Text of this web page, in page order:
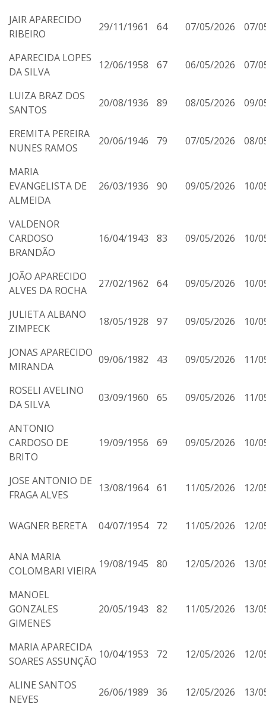
JAIR APARECIDO
RIBEIRO
29/11/1961 64 07/05/2026 07/
APARECIDA LOPES
DA SILVA
12/06/1958 67 06/05/2026 07/
LUIZA BRAZ DOS
SANTOS
20/08/1936 89 08/05/2026 09/
EREMITA PEREIRA
NUNES RAMOS
20/06/1946 79 07/05/2026 08/
MARIA
EVANGELISTA DE
ALMEIDA
26/03/1936 90 09/05/2026 10/
VALDENOR
CARDOSO
BRANDÃO
16/04/1943 83 09/05/2026 10/
JOÃO APARECIDO
ALVES DA ROCHA
27/02/1962 64 09/05/2026 10/
JULIETA ALBANO
ZIMPECK
18/05/1928 97 09/05/2026 10/
JONAS APARECIDO
MIRANDA
09/06/1982 43 09/05/2026 11/
ROSELI AVELINO
DA SILVA
03/09/1960 65 09/05/2026 11/
ANTONIO
CARDOSO DE
BRITO
19/09/1956 69 09/05/2026 10/
JOSE ANTONIO DE
FRAGA ALVES
13/08/1964 61 11/05/2026 12/
WAGNER BERETA 04/07/1954 72 11/05/2026 12/
ANA MARIA
COLOMBARI VIEIRA
19/08/1945 80 12/05/2026 13/
MANOEL
GONZALES
GIMENES
20/05/1943 82 11/05/2026 13/
MARIA APARECIDA
SOARES ASSUNÇÃO
10/04/1953 72 12/05/2026 12/
ALINE SANTOS
NEVES
26/06/1989 36 12/05/2026 13/